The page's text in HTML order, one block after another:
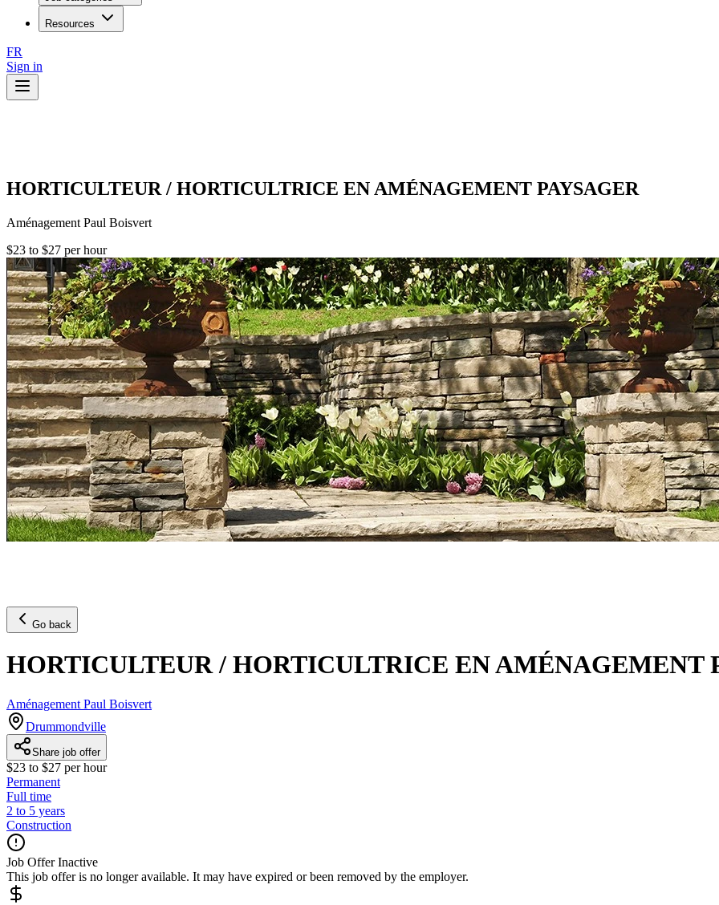
Resources
FR
Sign in
HORTICULTEUR / HORTICULTRICE EN AMÉNAGEMENT PAYSAGER
Aménagement Paul Boisvert
$23 to $27 per hour
Go back
HORTICULTEUR / HORTICULTRICE EN AMÉNAGEMENT
Aménagement Paul Boisvert
Drummondville
Share job offer
$23 to $27 per hour
Permanent
Full time
2 to 5 years
Construction
Job Offer Inactive
This job offer is no longer available. It may have expired or been removed by the employer.